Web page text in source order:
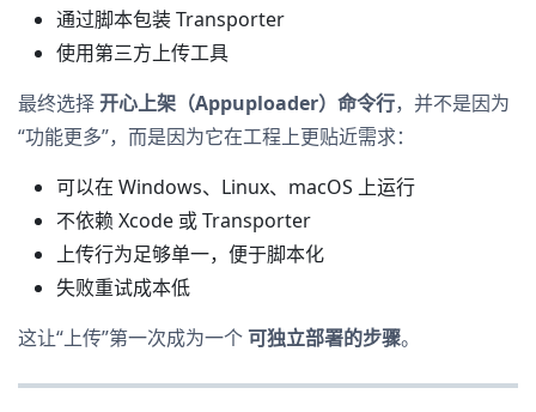
通过脚本包装 Transporter
使用第三方上传工具
最终选择开心上架（Appuploader）命令行，并不是因为
“功能更多”，而是因为它在工程上更贴近需求：
可以在 Windows、Linux、macOS 上运行
不依赖 Xcode 或 Transporter
上传行为足够单一，便于脚本化
失败重试成本低
这让“上传”第一次成为一个 可独立部署的步骤。